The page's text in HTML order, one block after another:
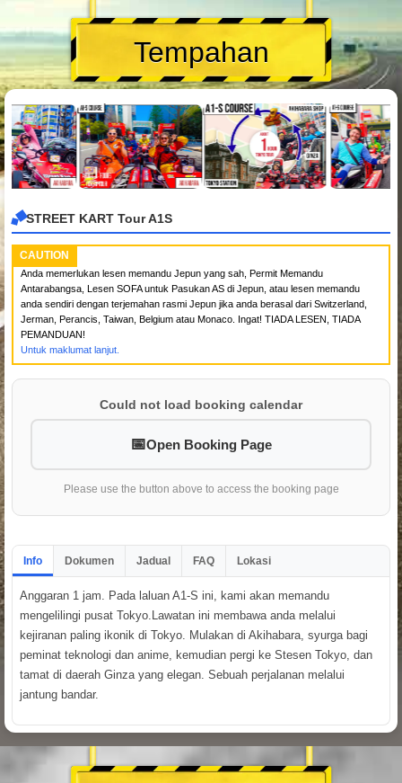
Tempahan
STREET KART Tour A1S
CAUTION
Anda memerlukan lesen memandu Jepun yang sah, Permit Memandu
Antarabangsa, Lesen SOFA untuk Pasukan AS di Jepun, atau lesen memandu
anda sendiri dengan terjemahan rasmi Jepun jika anda berasal dari Switzerland,
Jerman, Perancis, Taiwan, Belgium atau Monaco. Ingat! TIADA LESEN, TIADA
PEMANDUAN!
Untuk maklumat lanjut.
Could not load booking calendar
Open Booking Page
Please use the button above to access the booking page
Info Dokumen Jadual FAQ Lokasi
Anggaran 1 jam. Pada laluan A1-S ini, kami akan memandu
mengelilingi pusat Tokyo.Lawatan ini membawa anda melalui
kejiranan paling ikonik di Tokyo. Mulakan di Akihabara, syurga bagi
peminat teknologi dan anime, kemudian pergi ke Stesen Tokyo, dan
tamat di daerah Ginza yang elegan. Sebuah perjalanan melalui
jantung bandar.